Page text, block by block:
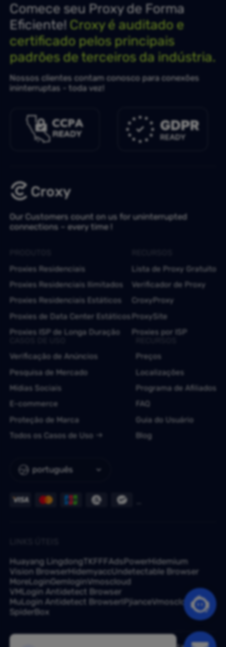
Comece seu Proxy de Forma
Eficiente!Croxy é auditado e
certificado pelos principais
padrões de terceiros da indústria.
Nossos clientes contam conosco para conexões
ininterruptas - toda vez!
Our Customers count on us for uninterrupted
connections – every time !
português
Proxies Residenciais
Proxies Residenciais Ilimitados
Proxies Residenciais Estáticos
Proxies de Data Center Estáticos
Proxies ISP de Longa Duração
Lista de Proxy Gratuito
Verificador de Proxy
CroxyProxy
ProxySite
Proxies por ISP
Verificação de Anúncios
Pesquisa de Mercado
Mídias Sociais
E-commerce
Proteção de Marca
Todos os Casos de Uso
Preços
Localizações
Programa de Afiliados
FAQ
Guia do Usuário
Blog
Huayang Lingdong TKFFF AdsPowerHidemium
Vision BrowserHidemyaccUndetectable Browser
MoreLoginGemlogin Vmoscloud
VMLogin Antidetect Browser
MuLogin Antidetect BrowserIPjianceVmoscloud
SpiderBox